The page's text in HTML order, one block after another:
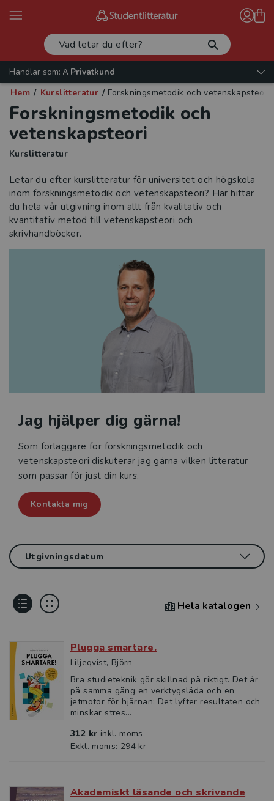
Handlar som:
Privatkund
Hem / Kurslitteratur / Forskningsmetodik och vetenskapsteori
Forskningsmetodik och
vetenskapsteori
Kurslitteratur
Letar du efter kurslitteratur för universitet och högskola
inom forskningsmetodik och vetenskapsteori? Här hittar
du hela vår utgivning inom allt från kvalitativ och
kvantitativ metod till vetenskapsteori och
skrivhandböcker.
Jag hjälper dig gärna!
Som förläggare för forskningsmetodik och
vetenskapsteori diskuterar jag gärna vilken litteratur
som passar för just din kurs.
Kontakta mig
Hela katalogen
Plugga smartare.
Liljeqvist, Björn
Bra studieteknik gör skillnad på riktigt. Det är
på samma gång en verktygslåda och en
jetmotor för hjärnan: Det lyfter resultaten och
minskar stres...
312 kr inkl. moms
Exkl. moms: 294 kr
Akademiskt läsande och skrivande